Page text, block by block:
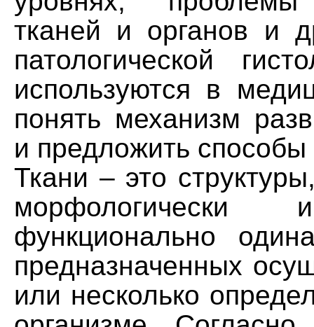
тканей и органов и
патологической
используются в
понять механизм
и предложить
Ткани – это
функционально
предназначенных
или несколько